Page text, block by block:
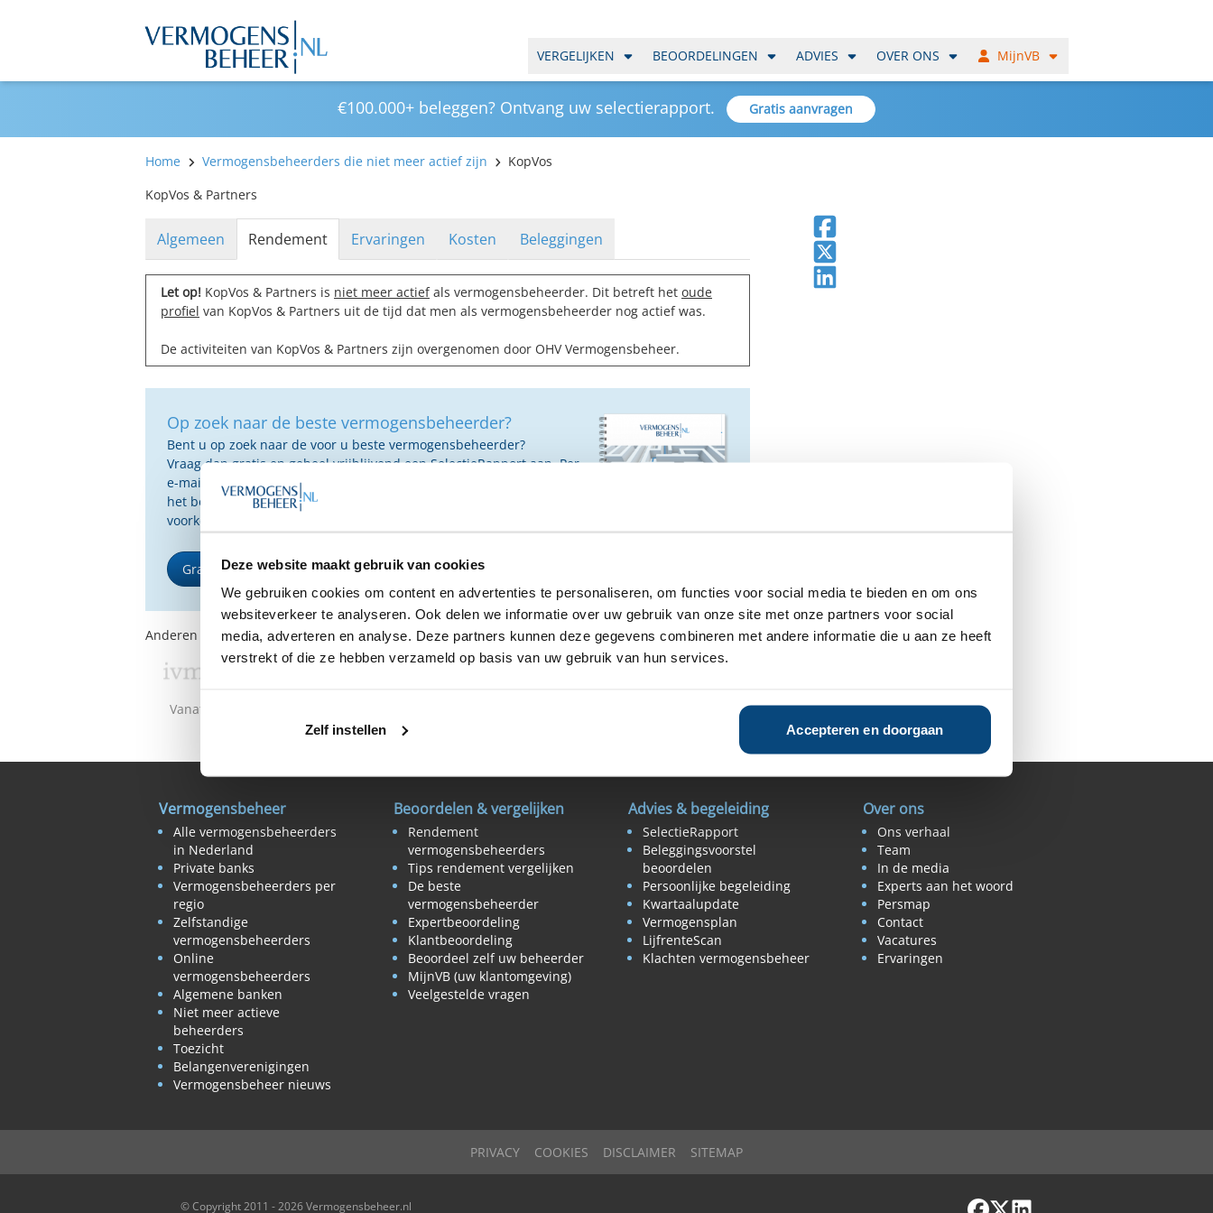
Deze website maakt gebruik van cookies
We gebruiken cookies om content en advertenties te personaliseren, om functies voor social media te bieden en om ons
websiteverkeer te analyseren. Ook delen we informatie over uw gebruik van onze site met onze partners voor social
media, adverteren en analyse. Deze partners kunnen deze gegevens combineren met andere informatie die u aan ze heeft
verstrekt of die ze hebben verzameld op basis van uw gebruik van hun services.
Zelf instellen Accepteren en doorgaan
VERGELIJKEN BEOORDELINGEN ADVIES OVER ONS MijnVB
€100.000+ beleggen? Ontvang uw selectierapport. Gratis aanvragen
Home Vermogensbeheerders die niet meer actief zijn
KopVos
KopVos & Partners
Algemeen Rendement Ervaringen Kosten Beleggingen
Let op! KopVos & Partners is niet meer actiefals vermogensbeheerder. Dit betreft het oude
profiel van KopVos & Partners uit de tijd dat men als vermogensbeheerder nog actief was.
De activiteiten van KopVos & Partners zijn overgenomen door OHV Vermogensbeheer.
Op zoek naar de beste vermogensbeheerder?
Bent u op zoek naar de voor u beste vermogensbeheerder?
Vraag dan gratis en geheel vrijblijvend een SelectieRapport aan. Per
e-mail ontvangt u een selectie van goede vermogensbeheerders die
het beste passen bij uw persoonlijke situatie, wensen en
voorkeuren.
Gratis Selectierapport
Anderen bekeken ook:
Vanaf €100.000
Deel op Facebook
Deel op X
Deel op LinkedIn
Vermogensbeheer
Alle vermogensbeheerders
in Nederland
Private banks
Vermogensbeheerders per
regio
Zelfstandige
vermogensbeheerders
Online
vermogensbeheerders
Algemene banken
Niet meer actieve
beheerders
Toezicht
Belangenverenigingen
Vermogensbeheer nieuws
Beoordelen & vergelijken
Rendement
vermogensbeheerders
Tips rendement vergelijken
De beste
vermogensbeheerder
Expertbeoordeling
Klantbeoordeling
Beoordeel zelf uw beheerder
MijnVB (uw klantomgeving)
Veelgestelde vragen
Advies & begeleiding
SelectieRapport
Beleggingsvoorstel
beoordelen
Persoonlijke begeleiding
Kwartaalupdate
Vermogensplan
LijfrenteScan
Klachten vermogensbeheer
Over ons
Ons verhaal
Team
In de media
Experts aan het woord
Persmap
Contact
Vacatures
Ervaringen
PRIVACY COOKIES DISCLAIMER SITEMAP
© Copyright 2011 - 2026 Vermogensbeheer.nl Facebook
X / Twitter
LinkedIn